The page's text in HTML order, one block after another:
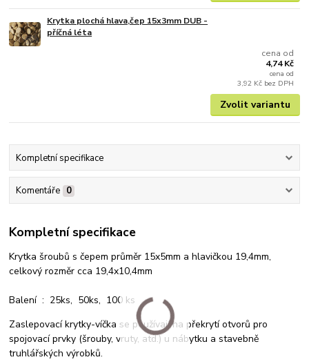
Krytka plochá hlava,čep 15x3mm DUB -
příčná léta
cena od
4,74 Kč
cena od
3,92 Kč bez DPH
Zvolit variantu
Kompletní specifikace
Komentáře 0
Kompletní specifikace
Krytka šroubů s čepem průměr 15x5mm a hlavičkou 19,4mm,
celkový rozměr cca 19,4x10,4mm
Balení : 25ks, 50ks, 100 ks
Zaslepovací krytky-víčka se používají na překrytí otvorů pro
spojovací prvky (šrouby, vruty, atd.) u nábytku a stavebně
truhlářských výrobků.